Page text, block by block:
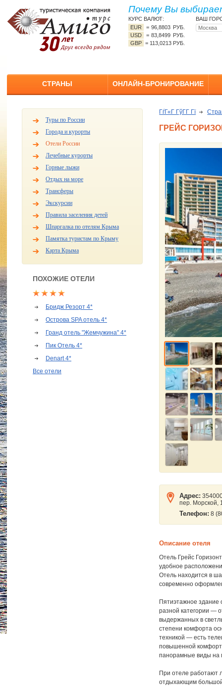
Почему Вы
КУРС ВАЛЮТ:
EUR
=96,8803 РУБ.
USD
=83,8499 РУБ.
GBP = 113,0213 РУБ.
ВАШ
СТРАНЫ ОНЛАЙН-БРОНИРОВАНИЕ
Туры по России
Города и курорты
Отели России
Лечебные курорты
Горные лыжи
Отдых на море
Трансферы
Экскурсии
Правила заселения детей
Шпаргалка по отелям Крыма
Памятка туристам по Крыму
Карта Крыма
ПОХОЖИЕ ОТЕЛИ
Бридж Резорт 4*
Острова SPA отель 4*
Гранд отель "Жемчужина" 4*
Пик Отель 4*
Denart 4*
Все отели
ГѓГ«Г ГўГ­Г Гї
ГРЕЙС
Адрес:
пер.
Телефон: 8
Описание отеля
Отель Грейс
удобное
Отель находится в
современно
Пятиэтажное
разной категории —
выдержанных в
степени комфорта
техникой — есть
повышенной
панорамные виды на
При отеле работают
отдыхающим большой